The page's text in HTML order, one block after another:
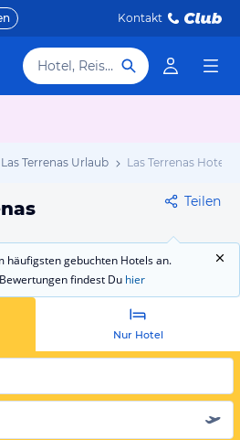
Kontakt
Hotel, Reiseziel
Las Terrenas Urlaub Las Terrenas Hotels
Teilen
häufigsten gebuchten Hotels an.
findest Du hier
Nur Hotel